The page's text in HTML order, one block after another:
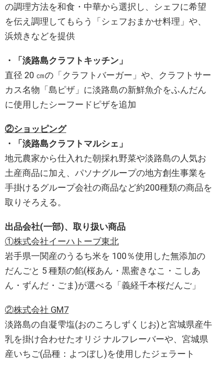
の調理方法を和食・中華から選択し、シェフに希望
を伝え調理してもらう「シェフおまかせ料理」や、
浜焼きなどを提供
・「淡路島クラフトキッチン」
直径 20 ㎝の「クラフトバーガー」や、クラフトサー
カス名物「島ピザ」に淡路島の新鮮魚介をふんだん
に使用したシーフードピザを追加
②ショッピング
・「淡路島クラフトマルシェ」
地元農家から仕入れた朝採れ野菜や淡路島の人気お
土産商品に加え、パソナグループの地方創生事業を
手掛けるグループ会社の商品など約200種類の商品を
取りそろえる。
出品会社(一部)、取り扱い商品
①株式会社イーハトーブ東北
岩手県一関産のうるち米を 100％使用した無添加の
だんごと 5 種類の餡(桜あん・黒蜜きなこ・こしあ
ん・ずんだ・ごま)が選べる「義経千本桜だんご」
②株式会社 GM7
淡路島の自凝雫塩(おのころしずくじお)と宮城県産牛
乳を掛け合わせたオリジ ナルフレーバーや、宮城県
産いちご(品種：よつぼし)を使用したジェラート